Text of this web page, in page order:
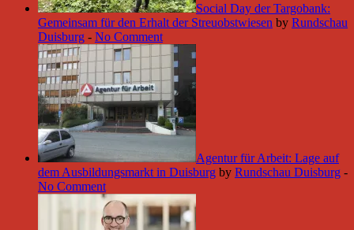
Social Day der Targobank:
Gemeinsam für den Erhalt der Streuobstwiesen by Rundschau
Duisburg - No Comment
Agentur für Arbeit: Lage auf
dem Ausbildungsmarkt in Duisburg by Rundschau Duisburg -
No Comment